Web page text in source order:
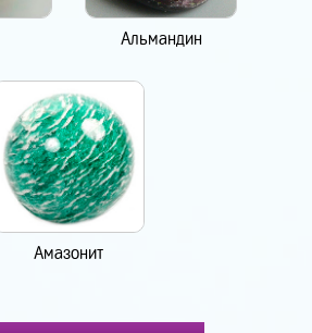
Альмандин
Амазонит